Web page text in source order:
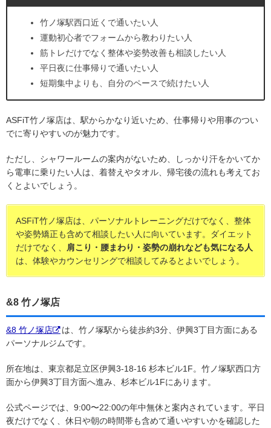
竹ノ塚駅西口近くで通いたい人
運動初心者でフォームから教わりたい人
筋トレだけでなく整体や姿勢改善も相談したい人
平日夜に仕事帰りで通いたい人
短期集中よりも、自分のペースで続けたい人
ASFiT竹ノ塚店は、駅からかなり近いため、仕事帰りや用事のつい
でに寄りやすいのが魅力です。
ただし、シャワールームの案内がないため、しっかり汗をかいてか
ら電車に乗りたい人は、着替えやタオル、帰宅後の流れも考えてお
くとよいでしょう。
ASFiT竹ノ塚店は、パーソナルトレーニングだけでなく、整体
や姿勢矯正も含めて相談したい人に向いています。ダイエット
だけでなく、
肩こり・腰まわり・姿勢の崩れなども気になる人
は、体験やカウンセリングで相談してみるとよいでしょう。
&8 竹ノ塚店
&8 竹ノ塚店
は、竹ノ塚駅から徒歩約3分、伊興3丁目方面にある
パーソナルジムです。
所在地は、東京都足立区伊興3-18-16 杉本ビル1F。竹ノ塚駅西口方
面から伊興3丁目方面へ進み、杉本ビル1Fにあります。
公式ページでは、9:00〜22:00の年中無休と案内されています。平日
夜だけでなく、休日や朝の時間帯も含めて通いやすいかを確認した